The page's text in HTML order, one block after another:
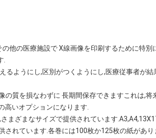
他の医療施設で X線画像を印刷するために特別
.
るようにし,区別がつくようにし,医療従事者が結
質を損なわずに 長期間保存できますこれは,将
高いオプションになります.
まざまなサイズで提供されています
されています.各巻には100枚か125枚の紙があ